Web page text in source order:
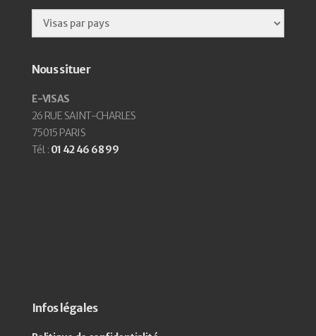
Nous situer
E-VISAS
26 RUE SAINT-CHARLES
75015 PARIS
Tél. : 01 42 46 68 99
Infos légales